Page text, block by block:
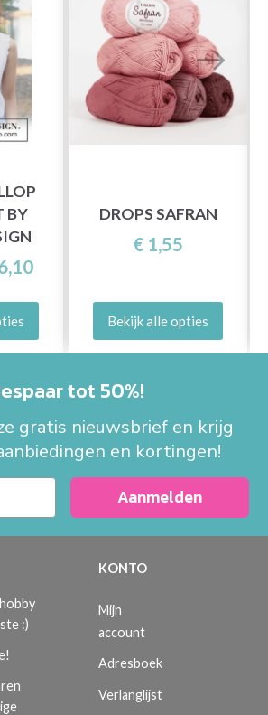
BY
DROPS SAFRAN
€ 1,55
Bekijk alle opties
tot 50%!
gratis nieuwsbrief en krijg
en kortingen!
Aanmelden
:)
KONTO
Mijn
account
Adresboek
Verlanglijst